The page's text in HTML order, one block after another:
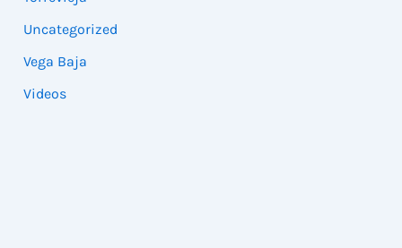
Uncategorized
Vega Baja
Videos